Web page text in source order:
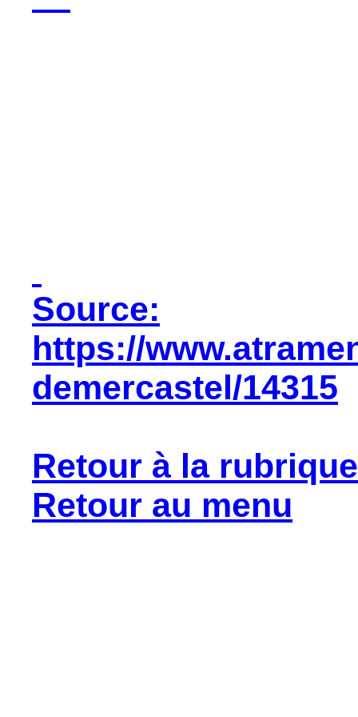
Source:
https://
demercastel/14315
Retour à la
Retour au menu